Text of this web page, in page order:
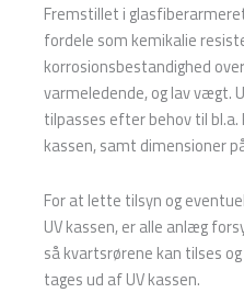
Fremstillet i
fordele som kemikalie
korrosionsbestandighed
varmeledende, og lav vægt.
tilpasses efter behov til
kassen, samt dimensioner
For at lette tilsyn og
UV kassen, er alle anlæg
så kvartsrørene kan tilses
tages ud af UV kassen.